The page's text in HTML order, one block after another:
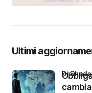
Ultimi
di